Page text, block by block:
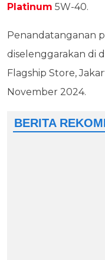
Platinum 5W-40.
Penandatanganan
diselenggarakan di
Flagship Store,
November 2024.